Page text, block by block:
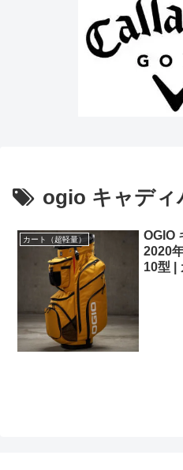
ogio キャディ
カート（超軽量）
OGIO
2020
10型 |